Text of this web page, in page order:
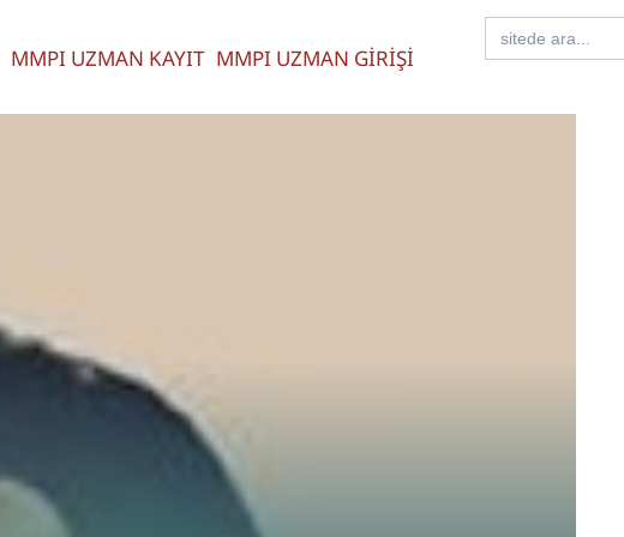
MMPI UZMAN KAYIT MMPI UZMAN GİRİŞİ
Search
for: